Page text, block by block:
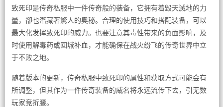
致死印是传奇私服中一件传奇般的装备，它拥有着毀天滅地的力
量，卻也潛藏著驚人的奧秘。合理的使用技巧和搭配装备，可以
最大化发挥致死印的威力。也要注意其毒性带来的负面影响，及
时使用解毒药或回城补血，才能确保在战火纷飞的传奇世界中立
于不败之地。
随着版本的更新，传奇私服中致死印的属性和获取方式可能会有
所调整，但其作为一件传奇装备的威名将永远流传下去，引无数
玩家竞折腰。